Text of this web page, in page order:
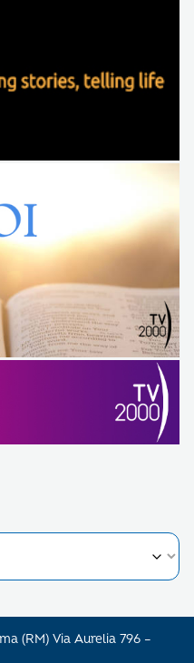
(RM) Via Aurelia 796 –